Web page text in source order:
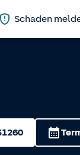
Schaden